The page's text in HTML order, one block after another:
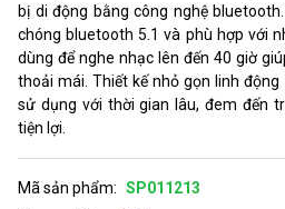
bị di động bằng công nghệ
chóng bluetooth 5.1 và phù hợp với
dùng để nghe nhạc lên đến 40 giờ
thoải mái. Thiết kế nhỏ gọn linh
sử dụng với thời gian lâu, đem đến
tiện lợi.
Mã sản phẩm: SP011213